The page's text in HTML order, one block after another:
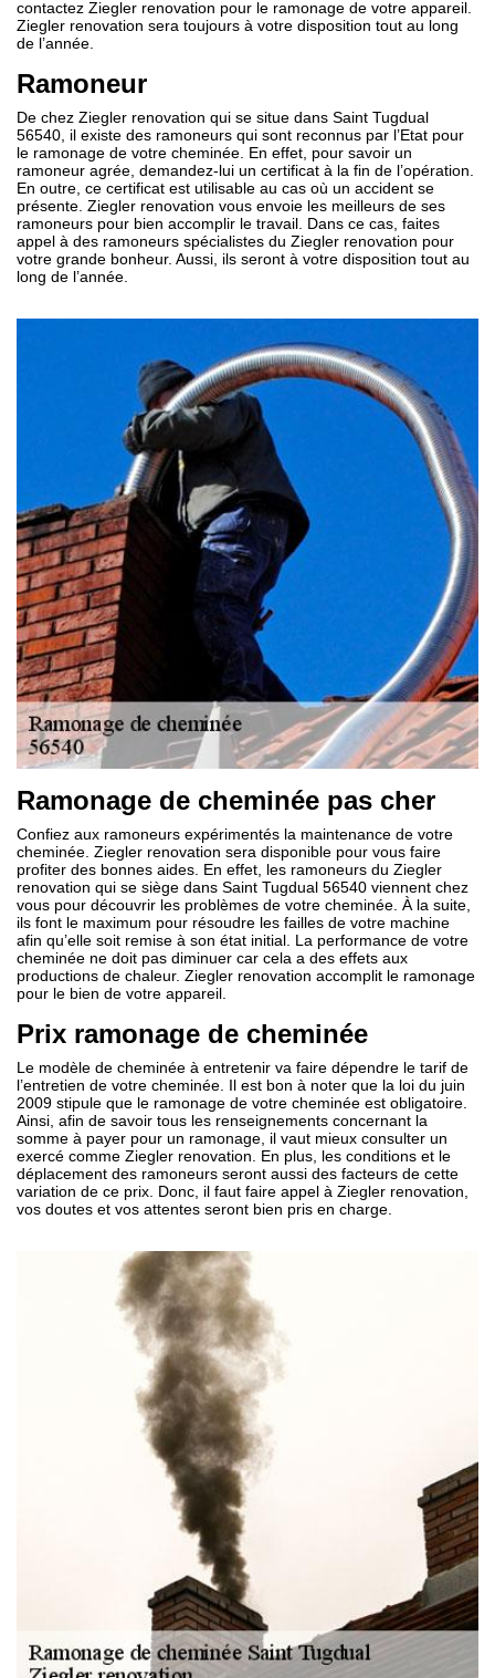
contactez Ziegler renovation pour le ramonage de votre appareil.
Ziegler renovation sera toujours à votre disposition tout au long
de l’année.
Ramoneur
De chez Ziegler renovation qui se situe dans Saint Tugdual
56540, il existe des ramoneurs qui sont reconnus par l’Etat pour
le ramonage de votre cheminée. En effet, pour savoir un
ramoneur agrée, demandez-lui un certificat à la fin de l’opération.
En outre, ce certificat est utilisable au cas où un accident se
présente. Ziegler renovation vous envoie les meilleurs de ses
ramoneurs pour bien accomplir le travail. Dans ce cas, faites
appel à des ramoneurs spécialistes du Ziegler renovation pour
votre grande bonheur. Aussi, ils seront à votre disposition tout au
long de l’année.
Ramonage de cheminée pas cher
Confiez aux ramoneurs expérimentés la maintenance de votre
cheminée. Ziegler renovation sera disponible pour vous faire
profiter des bonnes aides. En effet, les ramoneurs du Ziegler
renovation qui se siège dans Saint Tugdual 56540 viennent chez
vous pour découvrir les problèmes de votre cheminée. À la suite,
ils font le maximum pour résoudre les failles de votre machine
afin qu’elle soit remise à son état initial. La performance de votre
cheminée ne doit pas diminuer car cela a des effets aux
productions de chaleur. Ziegler renovation accomplit le ramonage
pour le bien de votre appareil.
Prix ramonage de cheminée
Le modèle de cheminée à entretenir va faire dépendre le tarif de
l’entretien de votre cheminée. Il est bon à noter que la loi du juin
2009 stipule que le ramonage de votre cheminée est obligatoire.
Ainsi, afin de savoir tous les renseignements concernant la
somme à payer pour un ramonage, il vaut mieux consulter un
exercé comme Ziegler renovation. En plus, les conditions et le
déplacement des ramoneurs seront aussi des facteurs de cette
variation de ce prix. Donc, il faut faire appel à Ziegler renovation,
vos doutes et vos attentes seront bien pris en charge.